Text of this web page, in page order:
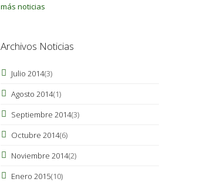
más noticias
Archivos Noticias
Julio 2014(3)
Agosto 2014(1)
Septiembre 2014(3)
Octubre 2014(6)
Noviembre 2014(2)
Enero 2015(10)